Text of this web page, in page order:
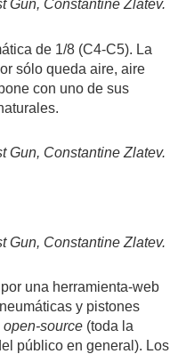
Gun, Constantine Zlatev.
de 1/8 (C4-C5). La
sólo queda aire, aire
con uno de sus
Gun, Constantine Zlatev.
Gun, Constantine Zlatev.
una herramienta-web
y pistones
open-source (toda la
público en general). Los